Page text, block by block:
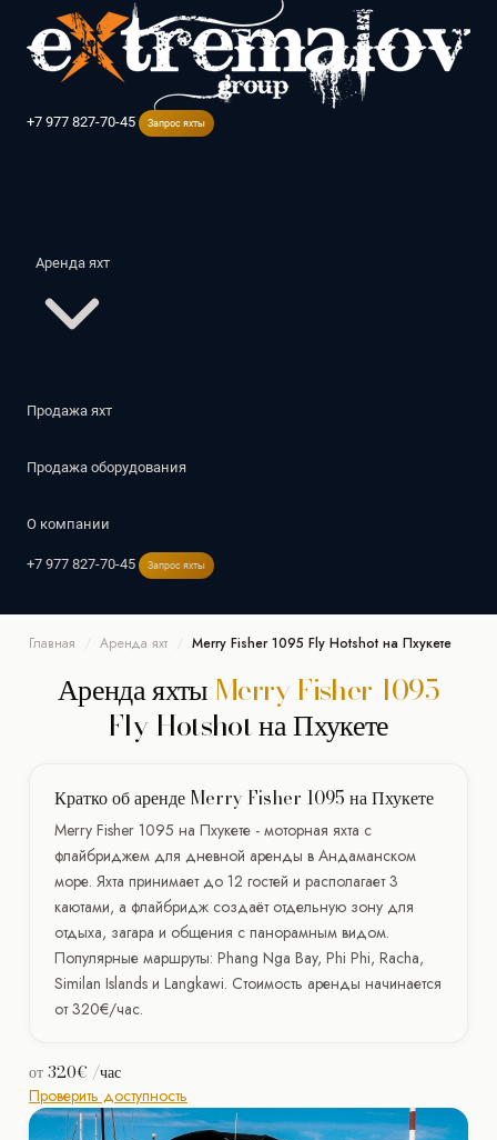
+7 977 827-70-45 Запрос яхты
Аренда яхт
Европа
Ибица
Майорка
Сардиния
Франция Хорватия
Сейшелы
Санкт-Петербург Сочи
Продажа яхт
Продажа оборудования
О компании
+7 977 827-70-45 Запрос яхты
Главная Аренда яхт Merry Fisher 1095 Fly Hotshot на Пхукете
Аренда яхтыMerry Fisher 1095
Fly Hotshot на Пхукете
Кратко об аренде Merry Fisher 1095 на Пхукете
Merry Fisher 1095 на Пхукете - моторная яхта с
флайбриджем для дневной аренды в Андаманском
море. Яхта принимает до 12 гостей и располагает 3
каютами, а флайбридж создаёт отдельную зону для
отдыха, загара и общения с панорамным видом.
Популярные маршруты: Phang Nga Bay, Phi Phi, Racha,
Similan Islands и Langkawi. Стоимость аренды начинается
от 320€/час.
от320€ /час
Проверить доступность